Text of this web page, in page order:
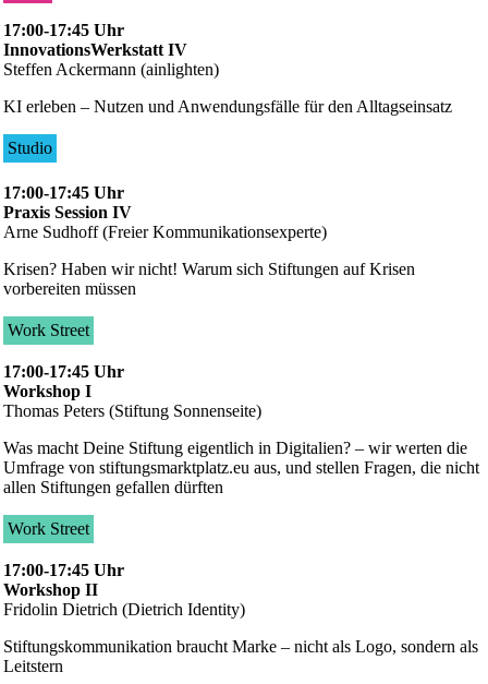
17:00-17:45 Uhr
InnovationsWerkstatt IV
Steffen Ackermann (ainlighten)
KI erleben – Nutzen und Anwendungsfälle für den Alltagseinsatz
Studio
17:00-17:45 Uhr
Praxis Session IV
Arne Sudhoff (Freier Kommunikationsexperte)
Krisen? Haben wir nicht! Warum sich Stiftungen auf Krisen
vorbereiten müssen
Work Street
17:00-17:45 Uhr
Workshop I
Thomas Peters (Stiftung Sonnenseite)
Was macht Deine Stiftung eigentlich in Digitalien? – wir werten die
Umfrage von stiftungsmarktplatz.eu aus, und stellen Fragen, die nicht
allen Stiftungen gefallen dürften
Work Street
17:00-17:45 Uhr
Workshop II
Fridolin Dietrich (Dietrich Identity)
Stiftungskommunikation braucht Marke – nicht als Logo, sondern als
Leitstern